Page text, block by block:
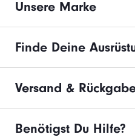
Unsere Marke
Finde Deine
Versand &
Benötigst Du Hilfe?